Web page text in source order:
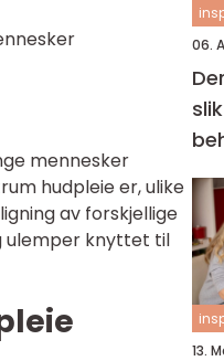
mennesker
hudpleie er, ulike
av forskjellige
ulemper knyttet til
06.
13.